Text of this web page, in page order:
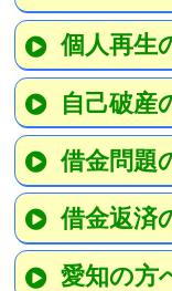
個人再生
自己破産
借金問題
借金返済
愛知の方